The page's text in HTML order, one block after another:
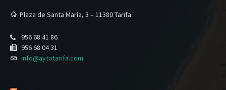
Plaza de Santa María, 3 – 11380 Tarifa
956 68 41 86
956 68 04 31
info@aytotarifa.com